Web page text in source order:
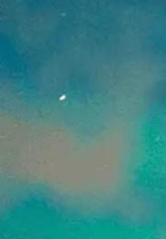
[!% if (image.url!="") { %]